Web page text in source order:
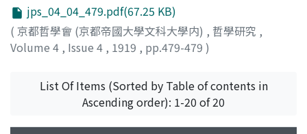
jps_04_04_479.pdf(67.25 KB)
( 京都哲學會 (京都帝國大學文科大學内) , 哲學研究 ,
Volume 4 , Issue 4 , 1919 , pp.479-479 )
List Of Items (Sorted by Table of contents in
Ascending order): 1-20 of 20